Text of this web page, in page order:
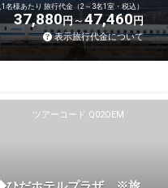
名様あたり 旅行代金（2～3名1室・税込）
37,880円 47,460円
表示旅行代金について
ツアーコード Q02OEM